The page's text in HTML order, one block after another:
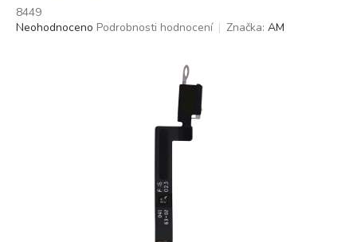
8449
Průměrné
Neohodnoceno Podrobnosti hodnocení Značka: AM